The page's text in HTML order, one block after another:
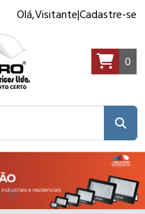
Olá,Visitante|Cadastre-se
0